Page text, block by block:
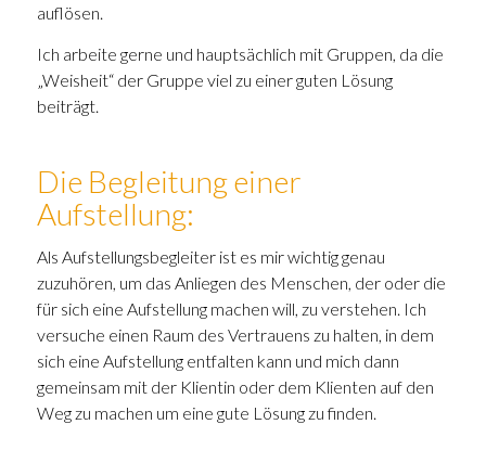
auflösen.
Ich arbeite gerne und hauptsächlich mit Gruppen, da die
„Weisheit“ der Gruppe viel zu einer guten Lösung
beiträgt.
Die Begleitung einer
Aufstellung:
Als Aufstellungsbegleiter ist es mir wichtig genau
zuzuhören, um das Anliegen des Menschen, der oder die
für sich eine Aufstellung machen will, zu verstehen. Ich
versuche einen Raum des Vertrauens zu halten, in dem
sich eine Aufstellung entfalten kann und mich dann
gemeinsam mit der Klientin oder dem Klienten auf den
Weg zu machen um eine gute Lösung zu finden.